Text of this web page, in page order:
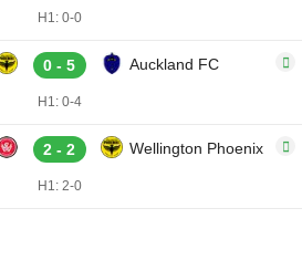
H1: 0-0
0 - 5 Auckland FC
H1: 0-4
2 - 2 Wellington Phoenix
H1: 2-0